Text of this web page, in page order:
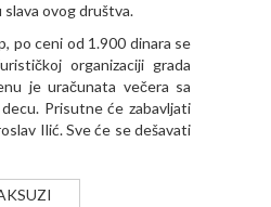
ovog društva.
po ceni od 1.900 dinara se
organizaciji grada
je uračunata večera sa
Prisutne će zabavljati
Ilić. Sve će se dešavati